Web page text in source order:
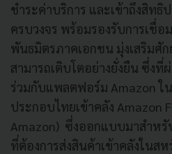
ชำระค่าบริการ และเข้าถึงสิทธิ
ครบวงจร พร้อมรองรับการเชื่
พันธมิตรภาคเอกชน มุ่งเสริมศัก
สามารถเติบโตอย่างยั่งยืน ซึ่ง
ร่วมกับแพลตฟอร์ม Amazon ใ
ประกอบไทยเข้าคลัง Amazon
Amazon) ซึ่งออกแบบมาสำหรั
ที่ต้องการส่งสินค้าเข้าคลังในส